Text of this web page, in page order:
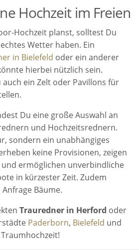
Hochzeit im Freien
Hochzeit planst, solltest Du
Wetter haben. Ein
in Bielefeld oder ein anderer
hierbei nützlich sein.
ein Zelt oder Pavillons für
Du eine große Auswahl an
und Hochzeitsrednern.
sondern ein unabhängiges
keine Provisionen, zeigen
ermöglichen unverbindliche
in kürzester Zeit. Zudem
Bäume.
Trauredner in Herford oder
Paderborn, Bielefeld und